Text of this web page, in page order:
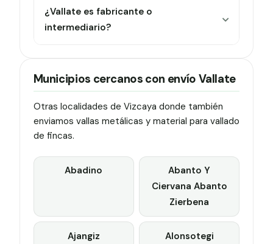
¿Vallate es fabricante o
intermediario?
Municipios cercanos con envío Vallate
Otras localidades de Vizcaya donde también
enviamos vallas metálicas y material para vallado
de fincas.
Abadino
Abanto Y
Ciervana Abanto
Zierbena
Ajangiz Alonsotegi